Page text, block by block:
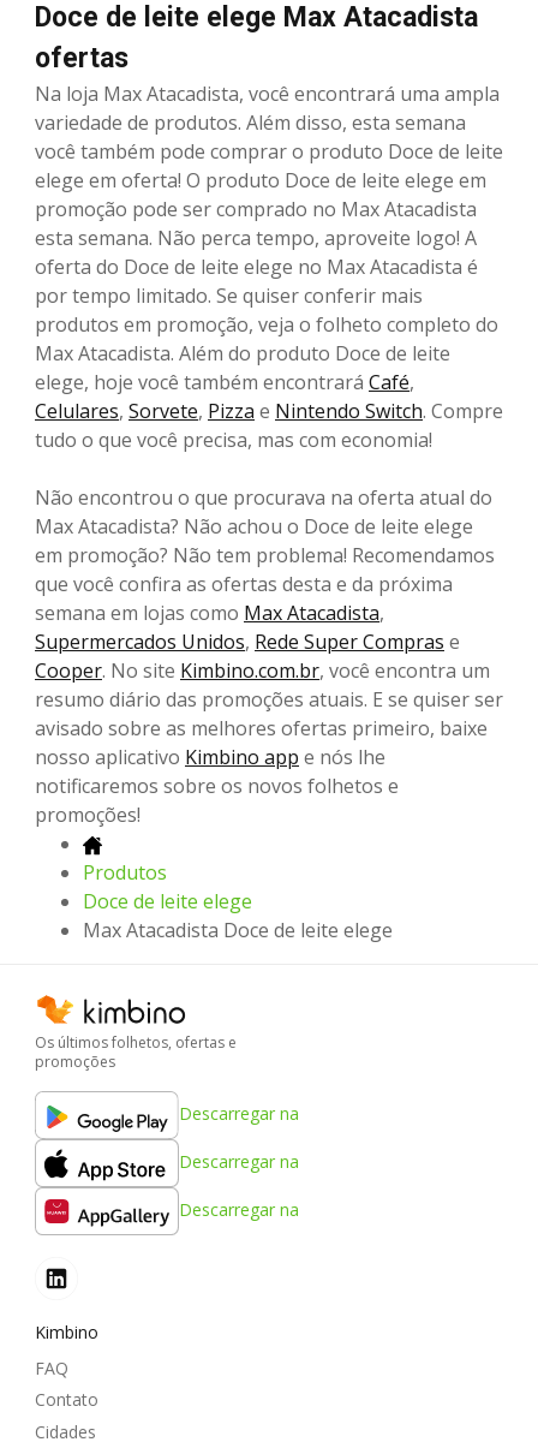
Doce de leite elege Max Atacadista
ofertas
Na loja Max Atacadista, você encontrará uma ampla
variedade de produtos. Além disso, esta semana
você também pode comprar o produto Doce de leite
elege em oferta! O produto Doce de leite elege em
promoção pode ser comprado no Max Atacadista
esta semana. Não perca tempo, aproveite logo! A
oferta do Doce de leite elege no Max Atacadista é
por tempo limitado. Se quiser conferir mais
produtos em promoção, veja o folheto completo do
Max Atacadista. Além do produto Doce de leite
elege, hoje você também encontrará Café,
Celulares, Sorvete, Pizza e Nintendo Switch. Compre
tudo o que você precisa, mas com economia!
Não encontrou o que procurava na oferta atual do
Max Atacadista? Não achou o Doce de leite elege
em promoção? Não tem problema! Recomendamos
que você confira as ofertas desta e da próxima
semana em lojas como Max Atacadista,
Supermercados Unidos, Rede Super Compras e
Cooper. No site Kimbino.com.br, você encontra um
resumo diário das promoções atuais. E se quiser ser
avisado sobre as melhores ofertas primeiro, baixe
nosso aplicativo Kimbino app e nós lhe
notificaremos sobre os novos folhetos e
promoções!
Produtos
Doce de leite elege
Max Atacadista Doce de leite elege
Os últimos folhetos, ofertas e
promoções
Descarregar na
Descarregar na
Descarregar na
Kimbino
FAQ
Contato
Cidades